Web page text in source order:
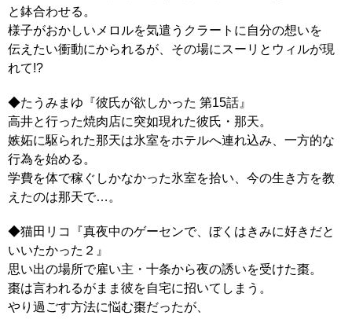
と鉢合わせる。
様子がおかしいメロルを気遣うクラートに自分の想いを
伝えたい衝動にかられるが、その場にスーリとウィルが現
れて!?
◆たうみまゆ『彼氏が欲しかった 第15話』
高井と行った焼肉店に突如現れた彼氏・那天。
嫉妬に駆られた那天は氷室をホテルへ連れ込み、一方的な
行為を始める。
学費を体で稼ぐしかなかった氷室を拾い、今の生き方を教
えたのは那天で…。
◆猫田リコ『真夜中のゲーセンで、ぼくはきみに好きだと
いいたかった２』
思い出の場所で雇い主・十条から夜の誘いを受けた棗。
棗は言われるがまま彼を自宅に招いてしまう。
やり過ごす方法に悩む棗だったが、